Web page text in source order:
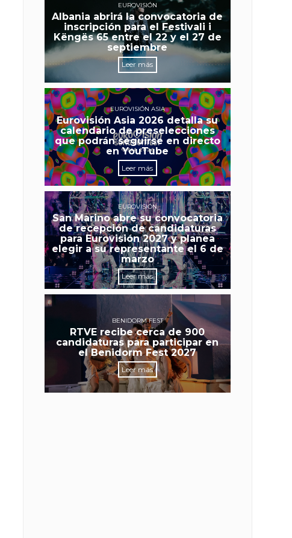
EUROVISIÓN
Albania abrirá la convocatoria de
inscripción para el Festivali i
Këngës 65 entre el 22 y el 27 de
septiembre
Leer más
EUROVISIÓN ASIA
Eurovisión Asia 2026 detalla su
calendario de preselecciones
que podrán seguirse en directo
en YouTube
Leer más
EUROVISIÓN
San Marino abre su convocatoria
de recepción de candidaturas
para Eurovisión 2027 y planea
elegir a su representante el 6 de
marzo
Leer más
BENIDORM FEST
RTVE recibe cerca de 900
candidaturas para participar en
el Benidorm Fest 2027
Leer más